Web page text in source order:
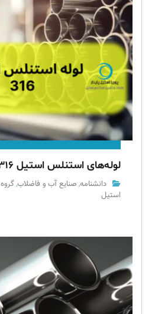
لوله‌های استنلس استیل ۳۱۶
دانشنامه, صنایع آب و فاضلاب,گروه ۳۰۰
استیل